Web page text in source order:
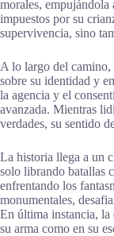
morales, empujándola
impuestos por su
supervivencia, sino
A lo largo del camino,
sobre su identidad y
la agencia y el
avanzada. Mientras
verdades, su sentido
La historia llega a un
solo librando batallas
enfrentando los
monumentales,
En última instancia, la
su arma como en su